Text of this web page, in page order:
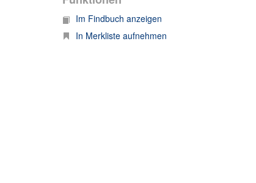
Im Findbuch anzeigen
In Merkliste aufnehmen